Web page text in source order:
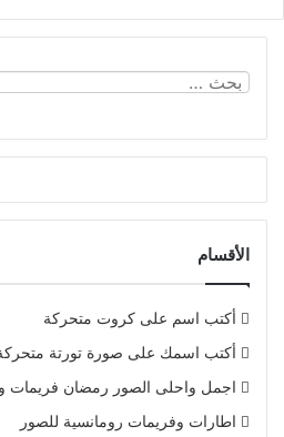
الأقسام
أكتب اسم على كروت متحركة
أكتب اسمك على صورة تورتة
اجمل واحلى الصور رمضان فريمات
اطارات وفريمات رومانسية للصور